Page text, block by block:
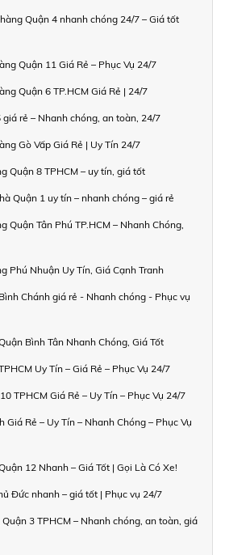
Quận 4 nhanh chóng 24/7 – Giá tốt
Quận 11 Giá Rẻ – Phục Vụ 24/7
Quận 6 TP.HCM Giá Rẻ | 24/7
rẻ – Nhanh chóng, an toàn, 24/7
Gò Vấp Giá Rẻ | Uy Tín 24/7
Quận 8 TPHCM – uy tín, giá tốt
Quận 1 uy tín – nhanh chóng – giá rẻ
Quận Tân Phú TP.HCM – Nhanh Chóng,
Phú Nhuận Uy Tín, Giá Cạnh Tranh
Chánh giá rẻ - Nhanh chóng - Phục vụ
Bình Tân Nhanh Chóng, Giá Tốt
Uy Tín – Giá Rẻ – Phục Vụ 24/7
TPHCM Giá Rẻ – Uy Tín – Phục Vụ 24/7
Giá Rẻ – Uy Tín – Nhanh Chóng – Phục Vụ
12 Nhanh – Giá Tốt | Gọi Là Có Xe!
Đức nhanh – giá tốt | Phục vụ 24/7
3 TPHCM – Nhanh chóng, an toàn, giá